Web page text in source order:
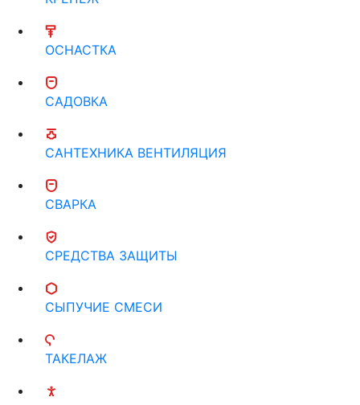
ОСНАСТКА
САДОВКА
САНТЕХНИКА ВЕНТИЛЯЦИЯ
СВАРКА
СРЕДСТВА ЗАЩИТЫ
СЫПУЧИЕ СМЕСИ
ТАКЕЛАЖ